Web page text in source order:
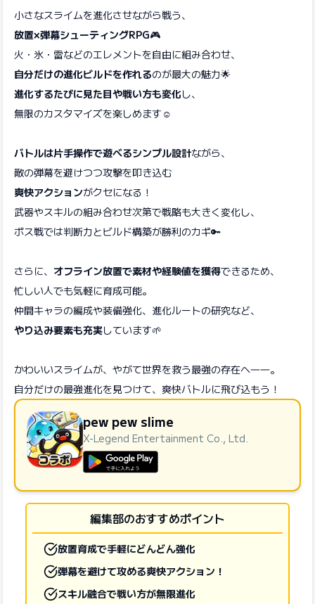
小さなスライムを進化させながら戦う、
放置×弾幕シューティングRPG🎮
火・氷・雷などのエレメントを自由に組み合わせ、
自分だけの進化ビルドを作れるのが最大の魅力🌟
進化するたびに見た目や戦い方も変化し、
無限のカスタマイズを楽しめます☺️
バトルは片手操作で遊べるシンプル設計ながら、
敵の弾幕を避けつつ攻撃を叩き込む
爽快アクションがクセになる！
武器やスキルの組み合わせ次第で戦略も大きく変化し、
ボス戦では判断力とビルド構築が勝利のカギ🔑
さらに、 オフライン放置で素材や経験値を獲得できるため、
忙しい人でも気軽に育成可能。
仲間キャラの編成や装備強化、進化ルートの研究など、
やり込み要素も充実しています🌱
かわいいスライムが、やがて世界を救う最強の存在へ――。
自分だけの最強進化を見つけて、爽快バトルに飛び込もう！
pew pew slime
X-Legend Entertainment Co., Ltd.
編集部のおすすめポイント
放置育成で手軽にどんどん強化
弾幕を避けて攻める爽快アクション！
スキル融合で戦い方が無限進化